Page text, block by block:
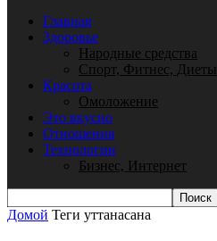
Главная
Здоровье
Народные средства
Спорт, Фитнес, Диеты
Красота
Омоложение
Это вкусно
Отношения
Технологии
Бизнес, Интернет
Домой Теги уттанасана